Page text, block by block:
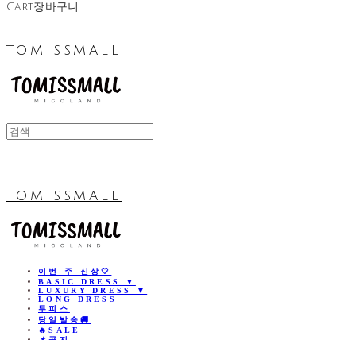
Cart장바구니
TOMISSMALL
TOMISSMALL
이번 주 신상🤍
BASIC DRESS ▼
LUXURY DRESS ▼
LONG DRESS
투피스
당일발송🚚
🔥SALE